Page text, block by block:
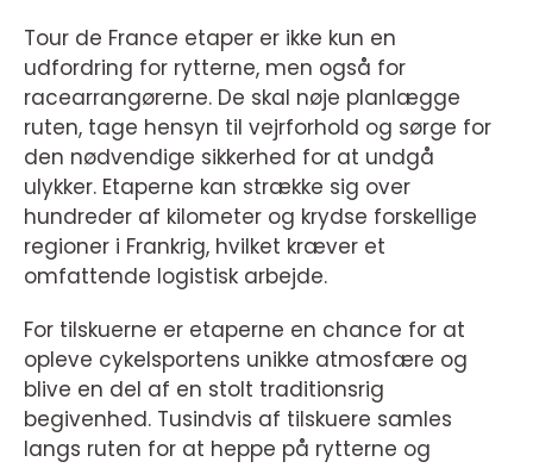
Tour de France etaper er ikke kun en
udfordring for rytterne, men også for
racearrangørerne. De skal nøje planlægge
ruten, tage hensyn til vejrforhold og sørge for
den nødvendige sikkerhed for at undgå
ulykker. Etaperne kan strække sig over
hundreder af kilometer og krydse forskellige
regioner i Frankrig, hvilket kræver et
omfattende logistisk arbejde.
For tilskuerne er etaperne en chance for at
opleve cykelsportens unikke atmosfære og
blive en del af en stolt traditionsrig
begivenhed. Tusindvis af tilskuere samles
langs ruten for at heppe på rytterne og